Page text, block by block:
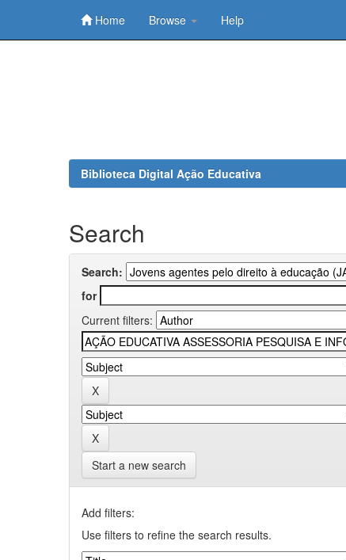
Home Browse Help
Biblioteca Digital Ação Educativa
Search
Search:
for
Current filters:
Start a new search
Add filters:
Use filters to refine the search results.